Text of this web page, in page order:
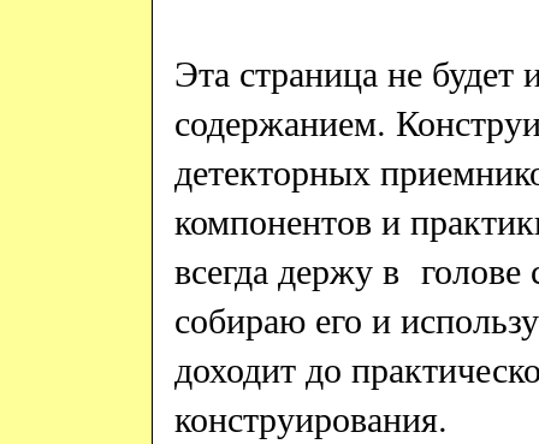
Эта страница не будет
содержанием.
детекторных
компонентов и
всегда держу в голове
собираю его и
доходит до
конструирования.